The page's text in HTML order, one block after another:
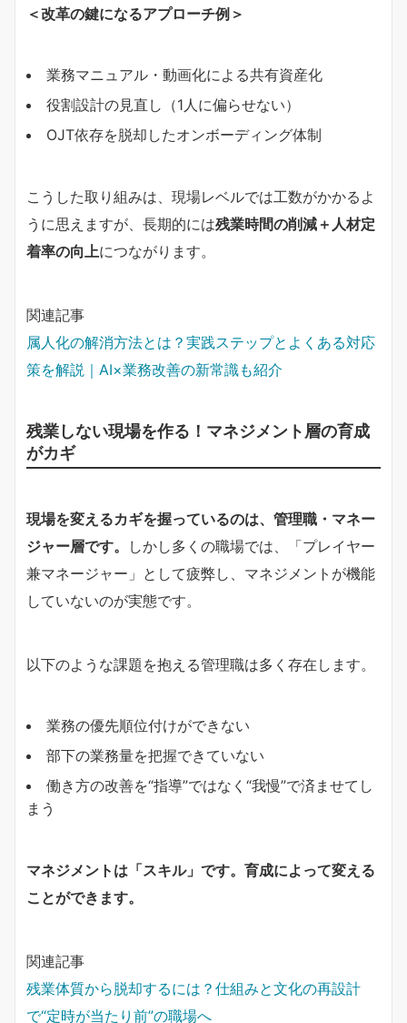
＜改革の鍵になるアプローチ例＞
業務マニュアル・動画化による共有資産化
役割設計の見直し（1人に偏らせない）
OJT依存を脱却したオンボーディング体制
こうした取り組みは、現場レベルでは工数がかかるよ
うに思えますが、長期的には残業時間の削減＋人材定
着率の向上につながります。
関連記事
属人化の解消方法とは？実践ステップとよくある対応
策を解説｜AI×業務改善の新常識も紹介
残業しない現場を作る！マネジメント層の育成
がカギ
現場を変えるカギを握っているのは、管理職・マネー
ジャー層です。
しかし多くの職場では、「プレイヤー
兼マネージャー」として疲弊し、マネジメントが機能
していないのが実態です。
以下のような課題を抱える管理職は多く存在します。
業務の優先順位付けができない
部下の業務量を把握できていない
働き方の改善を“指導”ではなく“我慢”で済ませてし
まう
マネジメントは「スキル」です。育成によって変える
ことができます。
関連記事
残業体質から脱却するには？仕組みと文化の再設計
で“定時が当たり前”の職場へ